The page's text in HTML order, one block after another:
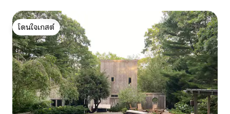
โดนใจเกสต์
โดนใจเกสต์